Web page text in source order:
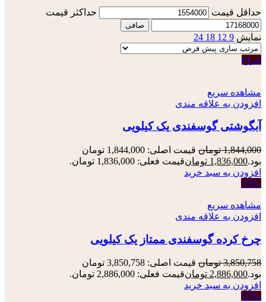
حداقل قیمت حداكثر قيمت
صافی
نمایش 9
12
18
24
حراج
مشاهده سریع
افزودن به علاقه مندی
آبگوشتی گوسفندی یک کیلویی
1,844,000 تومان
قیمت اصلی: 1,844,000 تومان
بود.1,836,000 تومانقیمت فعلی: 1,836,000 تومان.
افزودن به سبد خرید
-25%
مشاهده سریع
افزودن به علاقه مندی
چرخ کرده گوسفندی ممتاز یک کیلویی
3,850,758 تومان
قیمت اصلی: 3,850,758 تومان
بود.2,886,000 تومانقیمت فعلی: 2,886,000 تومان.
افزودن به سبد خرید
-12%